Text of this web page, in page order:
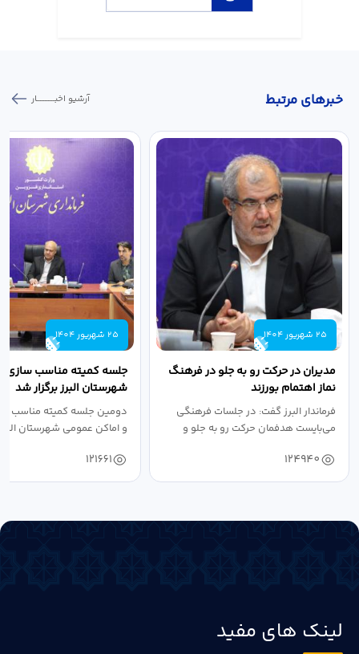
خبر‌های مرتبط آرشیو اخبـــــــــــار
25 شهریور 1404
مدیران در حرکت رو به جلو در فرهنگ
نماز اهتمام بورزند
فرماندار البرز گفت: در جلسات فرهنگی
می‌بایست هدفمان حرکت رو به جلو و
124940
25 شهریور 1404
جلسه کمیته مناسب سازی
شهرستان البرز برگزار شد
دومین جلسه کمیته مناسب
و اماکن عمومی شهرستان
121661
لینک های مفید